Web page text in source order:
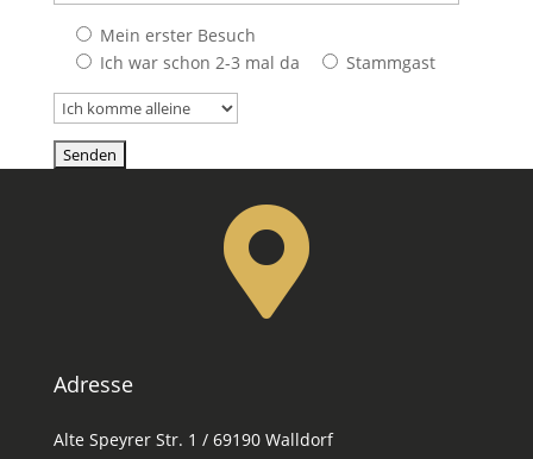
Mein erster Besuch
Ich war schon 2-3 mal da
Stammgast

Adresse
Alte Speyrer Str. 1 / 69190 Walldorf